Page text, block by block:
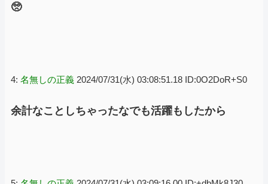
🥺
4: 名無しの正義 2024/07/31(水) 03:08:51.18 ID:0O2DoR+S0
余計なことしちゃったなでも活躍もしたから